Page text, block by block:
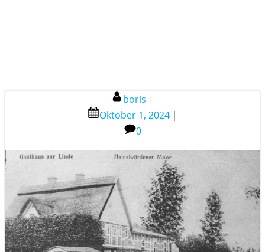
boris |
Oktober 1, 2024 |
0